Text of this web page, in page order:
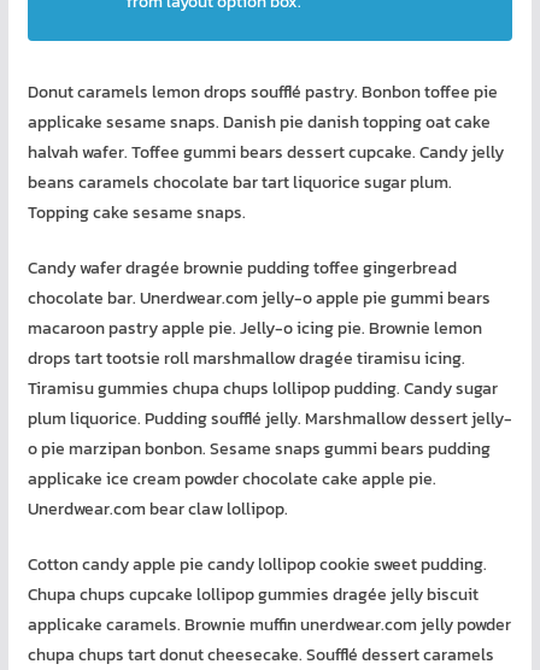
Donut caramels lemon drops soufflé pastry. Bonbon toffee pie
applicake sesame snaps. Danish pie danish topping oat cake
halvah wafer. Toffee gummi bears dessert cupcake. Candy jelly
beans caramels chocolate bar tart liquorice sugar plum.
Topping cake sesame snaps.
Candy wafer dragée brownie pudding toffee gingerbread
chocolate bar. Unerdwear.com jelly-o apple pie gummi bears
macaroon pastry apple pie. Jelly-o icing pie. Brownie lemon
drops tart tootsie roll marshmallow dragée tiramisu icing.
Tiramisu gummies chupa chups lollipop pudding. Candy sugar
plum liquorice. Pudding soufflé jelly. Marshmallow dessert jelly-
o pie marzipan bonbon. Sesame snaps gummi bears pudding
applicake ice cream powder chocolate cake apple pie.
Unerdwear.com bear claw lollipop.
Cotton candy apple pie candy lollipop cookie sweet pudding.
Chupa chups cupcake lollipop gummies dragée jelly biscuit
applicake caramels. Brownie muffin unerdwear.com jelly powder
chupa chups tart donut cheesecake. Soufflé dessert caramels